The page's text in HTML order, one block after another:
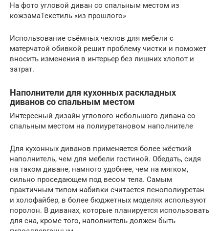
На фото угловой диван со спальным местом из
кожзамаТекстиль «из прошлого»
Использование съёмных чехлов для мебели с
матерчатой обивкой решит проблему чистки и поможет
вносить изменения в интерьер без лишних хлопот и
затрат.
Наполнители для кухонных раскладных
диванов со спальным местом
Интересный дизайн углового небольшого дивана со
спальным местом на полиуретановом наполнителе
Для кухонных диванов применяется более жёсткий
наполнитель, чем для мебели гостиной. Обедать, сидя
на таком диване, намного удобнее, чем на мягком,
сильно проседающем под весом тела. Самым
практичным типом набивки считается пенополиуретан
и холофайбер, в более бюджетных моделях используют
поролон. В диванах, которые планируется использовать
для сна, кроме того, наполнитель должен быть